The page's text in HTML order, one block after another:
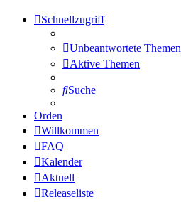
Schnellzugriff
Unbeantwortete Themen
Aktive Themen
Suche
Orden
Willkommen
FAQ
Kalender
Aktuell
Releaseliste